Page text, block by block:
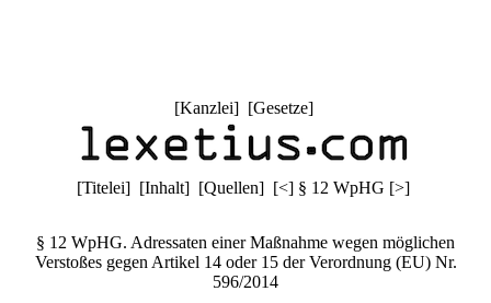
[Kanzlei] [Gesetze]
[Titelei] [Inhalt] [Quellen] [<] § 12 WpHG [>]
§ 12 WpHG. Adressaten einer Maßnahme wegen möglichen
Verstoßes gegen Artikel 14 oder 15 der Verordnung (EU) Nr.
596/2014